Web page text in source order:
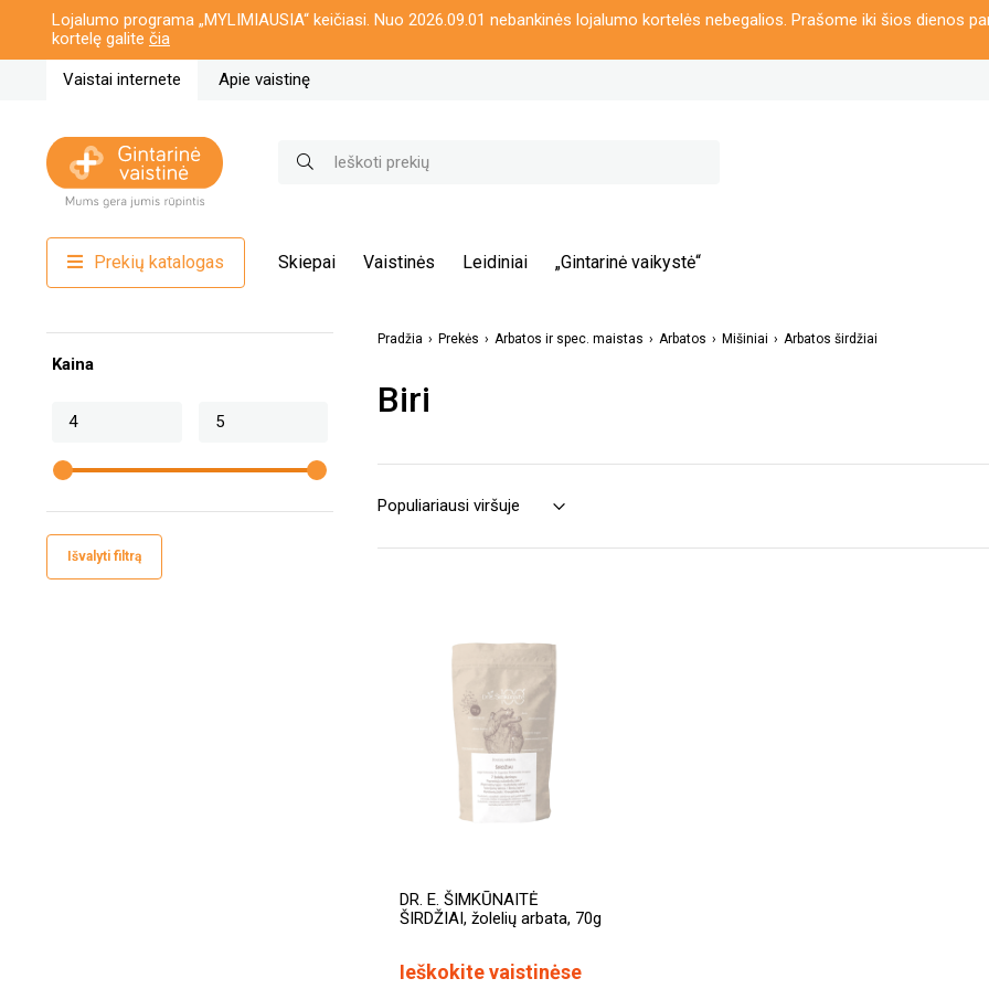
Lojalumo programa „MYLIMIAUSIA“ keičiasi. Nuo 2026.09.01 nebankinės lojalumo kortelės nebegalios. Prašome iki šios dienos
kortelę galite čia
Vaistai internete Apie vaistinę
Prekių katalogas Skiepai Vaistinės Leidiniai „Gintarinė vaikystė“
Kaina
Išvalyti filtrą
Pradžia Prekės Arbatos ir spec. maistas Arbatos Mišiniai Arbatos širdžiai
Biri
DR. E. ŠIMKŪNAITĖ
ŠIRDŽIAI, žolelių arbata, 70g
Ieškokite vaistinėse